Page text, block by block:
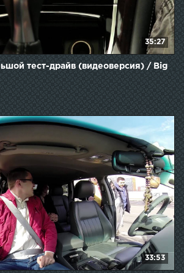
35:27
тест-драйв (видеоверсия) / Big
33:53